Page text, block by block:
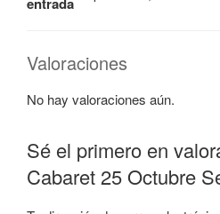
Valoraciones
No hay valoraciones aún.
Sé el primero en
Cabaret 25 Octubre